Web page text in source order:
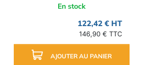
En stock
122,42 € HT
146,90 € TTC
AJOUTER AU PANIER